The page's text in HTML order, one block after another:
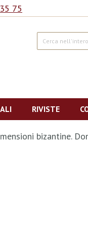
75
Cerca
RIVISTE
bizantine.